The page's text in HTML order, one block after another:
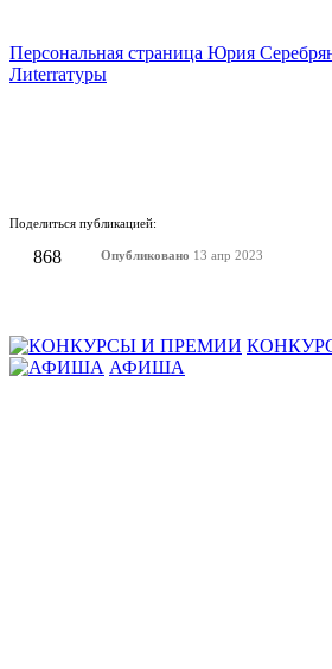
Персональная страница Юрия
Лиterraтуры
Поделиться публикацией:
868 Опубликовано 13 апр 2023
АФИША